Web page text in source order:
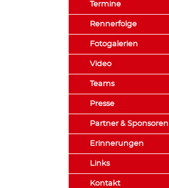
Termine
Rennerfolge
Fotogalerien
Video
Teams
Presse
Partner & Sponsoren
Erinnerungen
Links
Kontakt